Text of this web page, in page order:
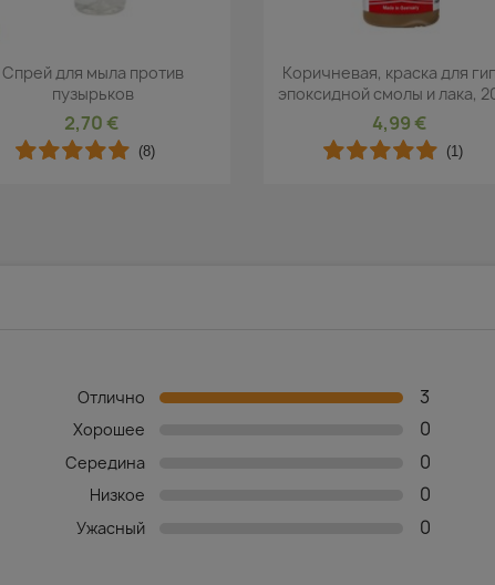
Быстрый просмотр
Спрей для мыла против
пузырьков
2,70 €
(8)
Быстрый
Коричневая, краска для
эпоксидной смолы и лака,
4,99 €
(1)
Отлично
3
Хорошее
0
Середина
0
Низкое
0
Ужасный 0